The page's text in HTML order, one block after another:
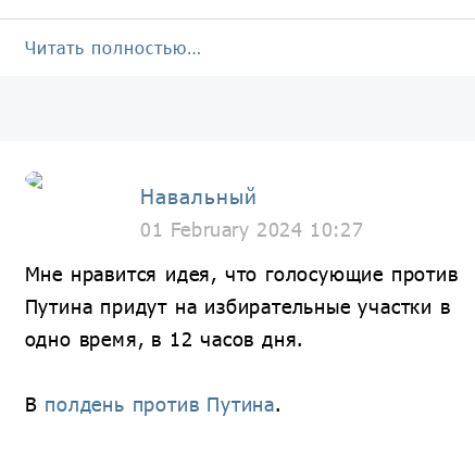
Читать полностью…
Навальный
01 February 2024 10:27
Мне нравится идея, что голосующие против
Путина придут на избирательные участки в
одно время, в 12 часов дня.
В полдень против Путина.